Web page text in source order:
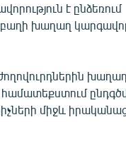
է ընձեռում
խաղաղ
միջև